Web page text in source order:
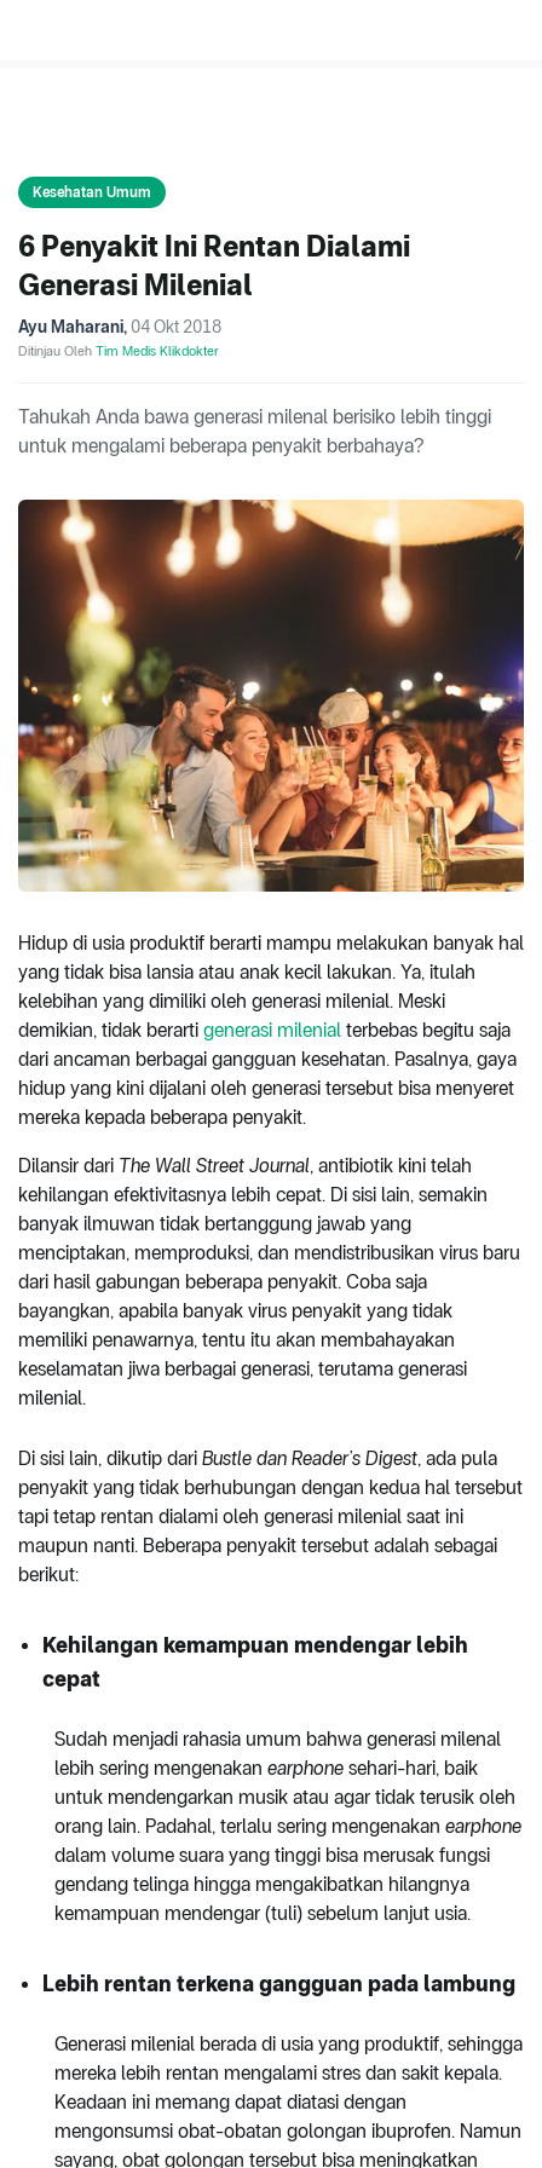
Kesehatan Umum
6 Penyakit Ini Rentan Dialami
Generasi Milenial
Ayu Maharani, 04 Okt 2018
Ditinjau Oleh Tim Medis Klikdokter
Tahukah Anda bawa generasi milenal berisiko lebih tinggi
untuk mengalami beberapa penyakit berbahaya?
Hidup di usia produktif berarti mampu melakukan banyak hal
yang tidak bisa lansia atau anak kecil lakukan. Ya, itulah
kelebihan yang dimiliki oleh generasi milenial. Meski
demikian, tidak berarti generasi milenial terbebas begitu saja
dari ancaman berbagai gangguan kesehatan. Pasalnya, gaya
hidup yang kini dijalani oleh generasi tersebut bisa menyeret
mereka kepada beberapa penyakit.
Dilansir dari The Wall Street Journal, antibiotik kini telah
kehilangan efektivitasnya lebih cepat. Di sisi lain, semakin
banyak ilmuwan tidak bertanggung jawab yang
menciptakan, memproduksi, dan mendistribusikan virus baru
dari hasil gabungan beberapa penyakit. Coba saja
bayangkan, apabila banyak virus penyakit yang tidak
memiliki penawarnya, tentu itu akan membahayakan
keselamatan jiwa berbagai generasi, terutama generasi
milenial.
Di sisi lain, dikutip dari Bustle dan Reader’s Digest, ada pula
penyakit yang tidak berhubungan dengan kedua hal tersebut
tapi tetap rentan dialami oleh generasi milenial saat ini
maupun nanti. Beberapa penyakit tersebut adalah sebagai
berikut:
Kehilangan kemampuan mendengar lebih
cepat
Sudah menjadi rahasia umum bahwa generasi milenal
lebih sering mengenakan earphone sehari-hari, baik
untuk mendengarkan musik atau agar tidak terusik oleh
orang lain. Padahal, terlalu sering mengenakan earphone
dalam volume suara yang tinggi bisa merusak fungsi
gendang telinga hingga mengakibatkan hilangnya
kemampuan mendengar (tuli) sebelum lanjut usia.
Lebih rentan terkena gangguan pada lambung
Generasi milenial berada di usia yang produktif, sehingga
mereka lebih rentan mengalami stres dan sakit kepala.
Keadaan ini memang dapat diatasi dengan
mengonsumsi obat-obatan golongan ibuprofen. Namun
sayang, obat golongan tersebut bisa meningkatkan